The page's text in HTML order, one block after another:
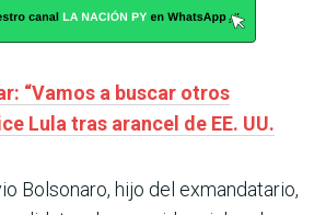
“Vamos a buscar otros
Lula tras arancel de EE. UU.
Bolsonaro, hijo del exmandatario,